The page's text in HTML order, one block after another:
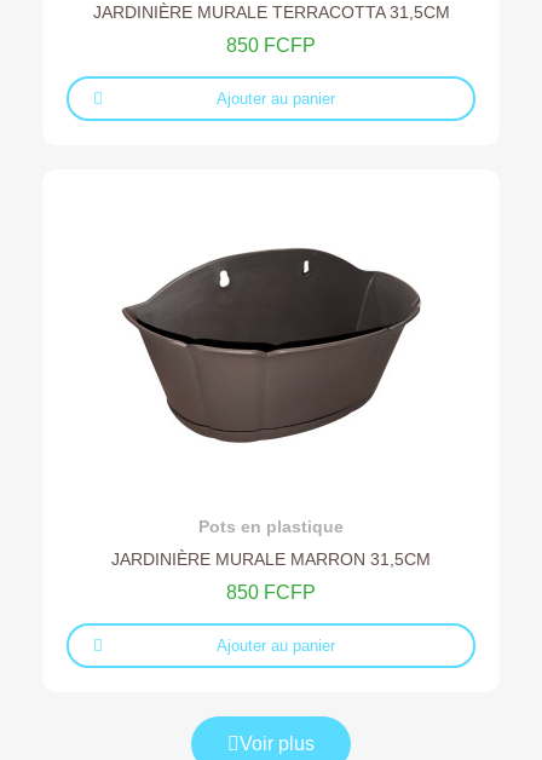
JARDINIÈRE MURALE TERRACOTTA 31,5CM
850 FCFP
Ajouter au panier
Ajouter au devis
Pots en plastique
JARDINIÈRE MURALE MARRON 31,5CM
850 FCFP
Ajouter au panier
Voir plus